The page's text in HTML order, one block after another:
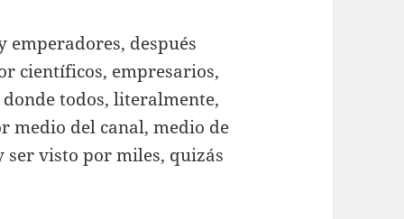
emperadores, después
científicos, empresarios,
todos, literalmente,
medio del canal, medio de
ser visto por miles, quizás